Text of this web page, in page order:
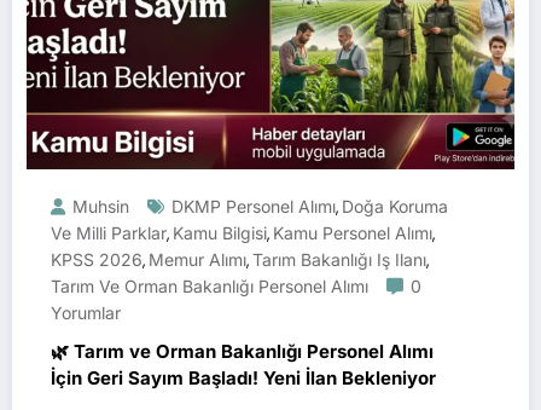
Muhsin DKMP Personel Alımı, Doğa Koruma
Ve Milli Parklar, Kamu Bilgisi, Kamu Personel Alımı,
KPSS 2026, Memur Alımı,Tarım Bakanlığı Iş Ilanı,
Tarım Ve Orman Bakanlığı Personel Alımı
0
Yorumlar
🌿 Tarım ve Orman Bakanlığı Personel Alımı
İçin Geri Sayım Başladı! Yeni İlan Bekleniyor